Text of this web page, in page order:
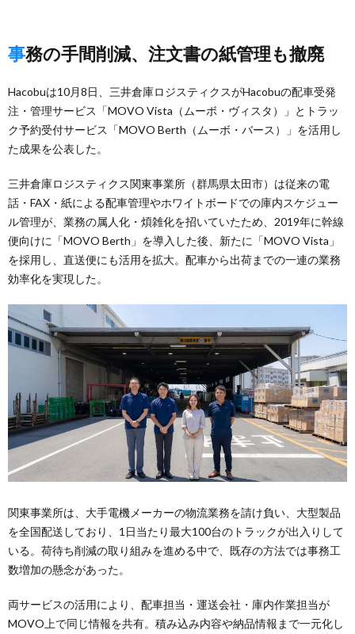
事務の手間削減、注文書の紙管理も撤廃
Hacobuは10月8日、三井倉庫ロジスティクスがHacobuの配車受発
注・管理サービス「MOVO Vista（ムーボ・ヴィスタ）」とトラッ
ク予約受付サービス「MOVO Berth（ムーボ・バース）」を活用し
た成果を公表した。
三井倉庫ロジスティクス関東事業所（群馬県太田市）は従来の電
話・FAX・紙による配車管理やホワイトボードでの庫内スケジュー
ル管理が、業務の属人化・煩雑化を招いていたため、2019年に幹線
便向けに「MOVO Berth」を導入した後、新たに「MOVO Vista」
を採用し、直送便にも活用を拡大。配車から出荷までの一連の業務
効率化を実現した。
関東事業所は、大手電機メーカーの物流業務を請け負い、大型製品
を全国配送しており、1日当たり最大100台のトラックが出入りして
いる。荷待ち削減の取り組みを進める中で、既存の方法では事務工
数増加の懸念があった。
両サービスの活用により、配車担当・運送会社・庫内作業担当が
MOVO上で同じ情報を共有。積み込み内容や納品情報まで一元化し